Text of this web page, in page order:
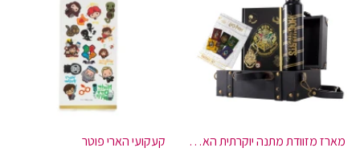
מארז מזוודת מתנה יוקרתית הארי פוטר - הוגוורטס קעקועי הארי פוטר